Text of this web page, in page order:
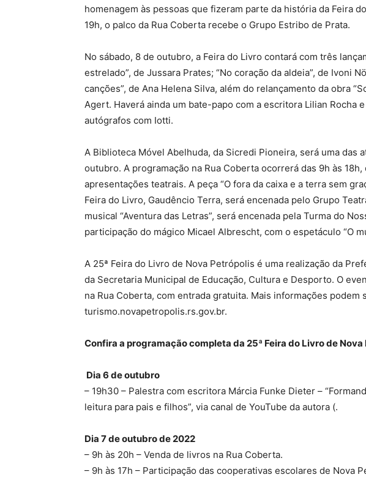
homenagem às pessoas que fizeram parte da história da Feira
19h, o palco da Rua Coberta recebe o Grupo Estribo de Prata.
No sábado, 8 de outubro, a Feira do Livro contará com três
estrelado”, de Jussara Prates; “No coração da aldeia”, de Ivoni
canções”, de Ana Helena Silva, além do relançamento da obra
Agert. Haverá ainda um bate-papo com a escritora Lilian Rocha
autógrafos com Iotti.
A Biblioteca Móvel Abelhuda, da Sicredi Pioneira, será uma das
outubro. A programação na Rua Coberta ocorrerá das 9h às 18h,
apresentações teatrais. A peça “O fora da caixa e a terra sem
Feira do Livro, Gaudêncio Terra, será encenada pelo Grupo
musical “Aventura das Letras”, será encenada pela Turma do
participação do mágico Micael Albrescht, com o espetáculo “O
A 25ª Feira do Livro de Nova Petrópolis é uma realização da
da Secretaria Municipal de Educação, Cultura e Desporto. O
na Rua Coberta, com entrada gratuita. Mais informações podem
turismo.novapetropolis.rs.gov.br.
Confira a programação completa da 25ª Feira do Livro de
Dia 6 de outubro
– 19h30 – Palestra com escritora Márcia Funke Dieter –
leitura para pais e filhos”, via canal de YouTube da autora (.
Dia 7 de outubro de 2022
– 9h às 20h – Venda de livros na Rua Coberta.
– 9h às 17h – Participação das cooperativas escolares de Nova